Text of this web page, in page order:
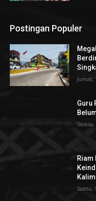
Postingan Populer
Jumat,
Guru
Riam
Sabtu,